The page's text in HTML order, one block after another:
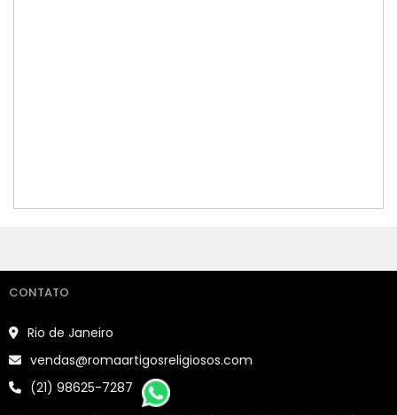
CONTATO
Rio de Janeiro
vendas@romaartigosreligiosos.com
(21) 98625-7287